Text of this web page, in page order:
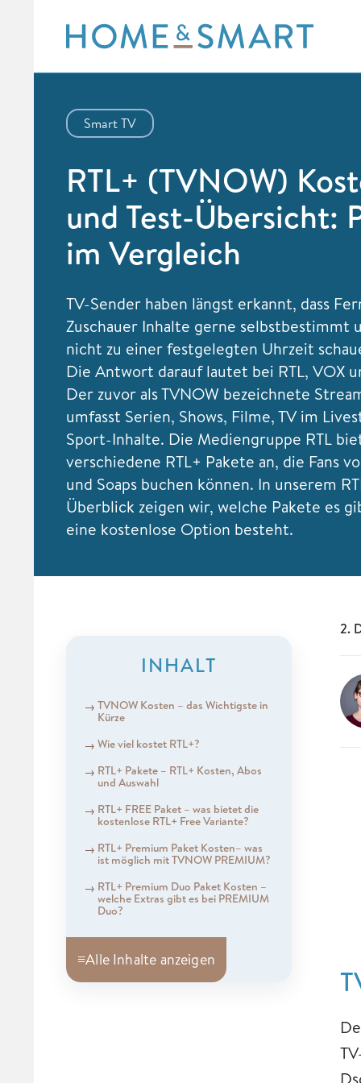
content
Smart TV
RTL+ (TVNOW)
und Test-Übersicht:
im Vergleich
TV-Sender haben längst erkannt, dass
Zuschauer Inhalte gerne selbstbestimmt
nicht zu einer festgelegten Uhrzeit
Die Antwort darauf lautet bei RTL, VOX
Der zuvor als TVNOW bezeichnete
umfasst Serien, Shows, Filme, TV im
Sport-Inhalte. Die Mediengruppe RTL
verschiedene RTL+ Pakete an, die Fans
und Soaps buchen können. In unserem
Überblick zeigen wir, welche Pakete es
eine kostenlose Option besteht.
INHALT
TVNOW Kosten – das Wichtigste in
Kürze
Wie viel kostet RTL+?
RTL+ Pakete – RTL+ Kosten, Abos
und Auswahl
RTL+ FREE Paket – was bietet die
kostenlose RTL+ Free Variante?
RTL+ Premium Paket Kosten– was
ist möglich mit TVNOW PREMIUM?
RTL+ Premium Duo Paket Kosten –
welche Extras gibt es bei PREMIUM
Duo?
≡Alle Inhalte anzeigen
2.